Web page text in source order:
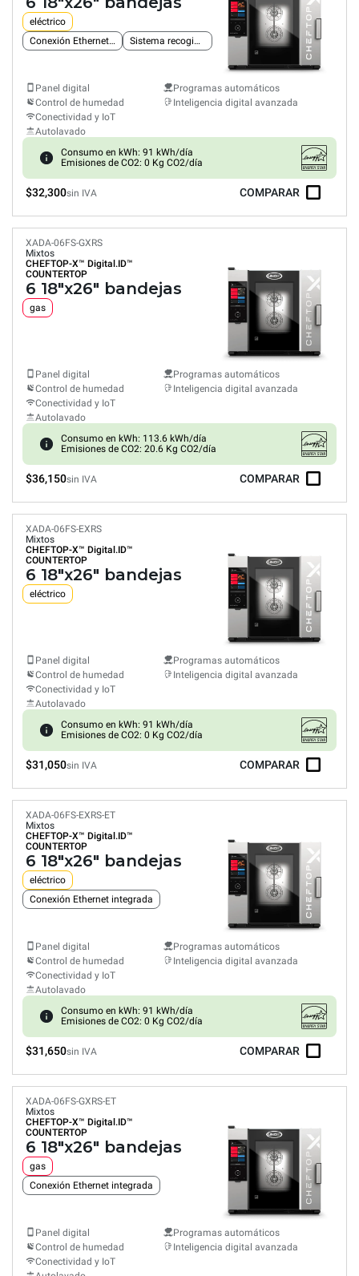
eléctrico
Conexión Ethernet integrada
Sistema recogida grasas
Panel digital
Control de humedad
Conectividad y IoT
Autolavado
Programas automáticos
Inteligencia digital avanzada
Consumo en kWh: 91 kWh/día
Emisiones de CO2: 0 Kg CO2/día
$32,300sin IVA COMPARAR
XADA-06FS-GXRS
Mixtos
CHEFTOP-X™ Digital.ID™
COUNTERTOP
6 18"x26" bandejas
gas
Panel digital
Control de humedad
Conectividad y IoT
Autolavado
Programas automáticos
Inteligencia digital avanzada
Consumo en kWh: 113.6 kWh/día
Emisiones de CO2: 20.6 Kg CO2/día
$36,150sin IVA COMPARAR
XADA-06FS-EXRS
Mixtos
CHEFTOP-X™ Digital.ID™
COUNTERTOP
6 18"x26" bandejas
eléctrico
Panel digital
Control de humedad
Conectividad y IoT
Autolavado
Programas automáticos
Inteligencia digital avanzada
Consumo en kWh: 91 kWh/día
Emisiones de CO2: 0 Kg CO2/día
$31,050sin IVA COMPARAR
XADA-06FS-EXRS-ET
Mixtos
CHEFTOP-X™ Digital.ID™
COUNTERTOP
6 18"x26" bandejas
eléctrico
Conexión Ethernet integrada
Panel digital
Control de humedad
Conectividad y IoT
Autolavado
Programas automáticos
Inteligencia digital avanzada
Consumo en kWh: 91 kWh/día
Emisiones de CO2: 0 Kg CO2/día
$31,650sin IVA COMPARAR
XADA-06FS-GXRS-ET
Mixtos
CHEFTOP-X™ Digital.ID™
COUNTERTOP
6 18"x26" bandejas
gas
Conexión Ethernet integrada
Panel digital
Control de humedad
Conectividad y IoT
Programas automáticos
Inteligencia digital avanzada